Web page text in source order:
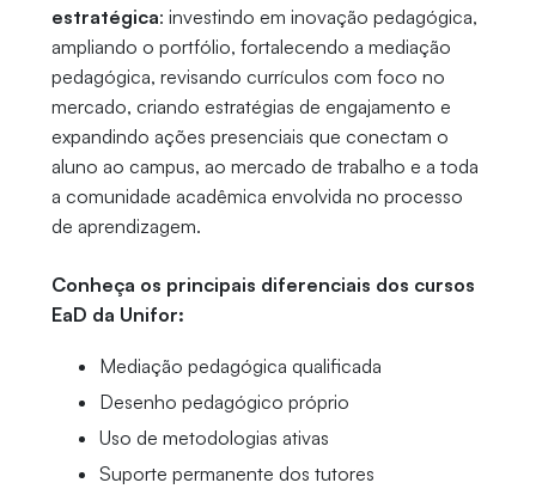
estratégica: investindo em inovação pedagógica,
ampliando o portfólio, fortalecendo a mediação
pedagógica, revisando currículos com foco no
mercado, criando estratégias de engajamento e
expandindo ações presenciais que conectam o
aluno ao campus, ao mercado de trabalho e a toda
a comunidade acadêmica envolvida no processo
de aprendizagem.
Conheça os principais diferenciais dos cursos
EaD da Unifor:
Mediação pedagógica qualificada
Desenho pedagógico próprio
Uso de metodologias ativas
Suporte permanente dos tutores